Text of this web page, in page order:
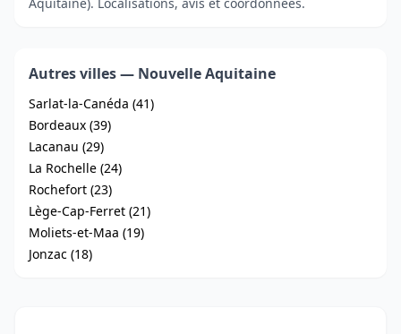
Autres villes — Nouvelle Aquitaine
Sarlat-la-Canéda (41)
Bordeaux (39)
Lacanau (29)
La Rochelle (24)
Rochefort (23)
Lège-Cap-Ferret (21)
Moliets-et-Maa (19)
Jonzac (18)